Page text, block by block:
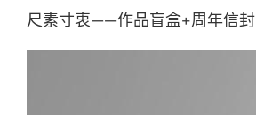
尺素寸衷——作品盲盒+周年信封